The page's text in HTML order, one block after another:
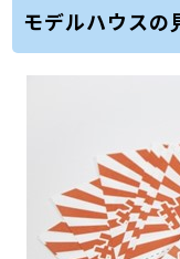
モデルハウス